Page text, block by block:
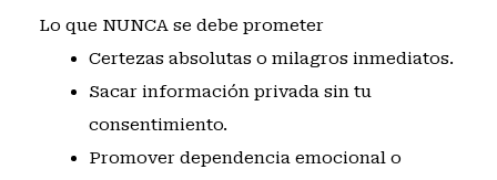
Lo que NUNCA se debe prometer
Certezas absolutas o milagros inmediatos.
Sacar información privada sin tu
consentimiento.
Promover dependencia emocional o